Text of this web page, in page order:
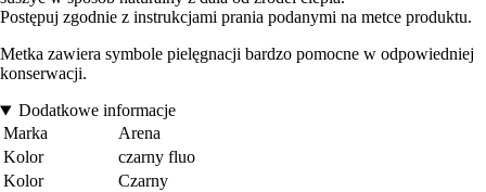
Postępuj zgodnie z instrukcjami prania podanymi na metce produktu.
Metka zawiera symbole pielęgnacji bardzo pomocne w odpowiedniej
konserwacji.
Dodatkowe informacje
Marka
Arena
Kolor
czarny fluo
Kolor
Czarny